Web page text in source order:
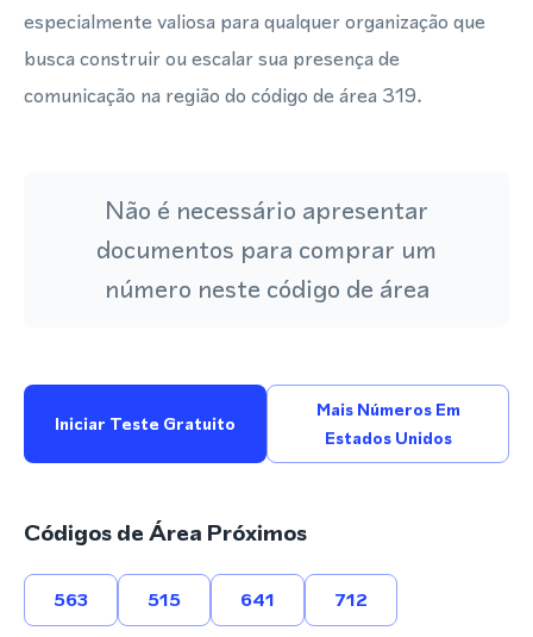
especialmente valiosa para qualquer organização que
busca construir ou escalar sua presença de
comunicação na região do código de área 319.
Não é necessário apresentar
documentos para comprar um
número neste código de área
Iniciar Teste Gratuito
Mais Números Em
Estados Unidos
Códigos de Área Próximos
563 515 641 712